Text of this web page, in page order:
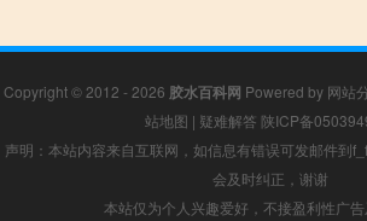
Copyright © 2012 - 2026 胶水百科网 Powered by 网站
站地图 | 疑难解答 陕ICP备
声明：本站内容来自互联网，如信息有错误可发邮件到
会及时纠正，谢谢
本站仅为个人兴趣爱好，不接盈利性广